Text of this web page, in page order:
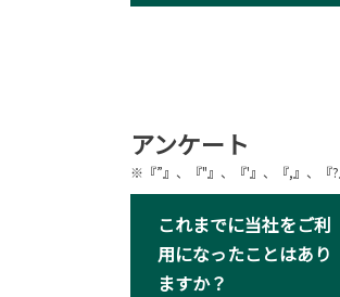
アンケート
※『”』、『"』、『'』、『,』、『?
これまでに当社をご利
用になったことはあり
ますか？